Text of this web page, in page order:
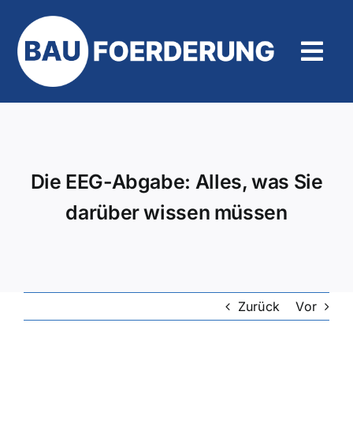
Inhalt
springen
Die EEG-Abgabe: Alles, was Sie
darüber wissen müssen
Zurück Vor